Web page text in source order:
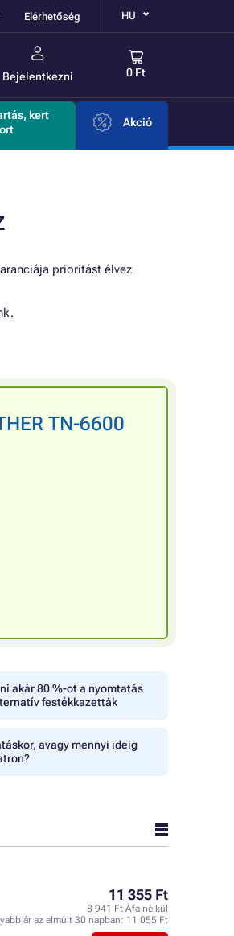
Elérhetőség HU
Bejelentkezni 0 Ft
kert
Akció
prioritást élvez
TN-6600
akár 80 %-ot a nyomtatás
festékkazetták
avagy mennyi ideig
11 355 Ft
8 941 Ft Áfa nélkül
ár az elmúlt 30 napban: 11 055 Ft